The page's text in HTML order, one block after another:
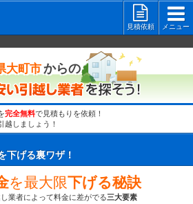
見積依頼
メニュー
大町市からの
完全無料で見積もりを依頼！
越しましょう！
下げる裏ワザ！
を最大限下げる秘訣
業者によって料金に差がでる三大要素